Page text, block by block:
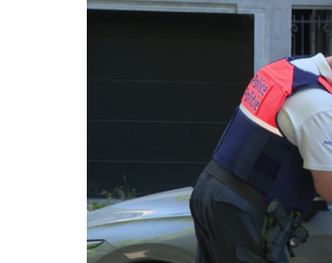
Consulter l'article
L’Union Saint-Gilloise
Bertram Kvist, milieu
ans qui renforce les